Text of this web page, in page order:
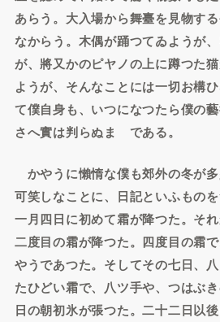
あらう。大入場から舞臺を見物す
なからう。木偶が踊つてゐようが
が、將又かのピヤノの上に蹲つた
ようが、そんなことには一切お構
て僕自身も、いつになつたら僕の
さへ實は判らぬまゝである。
かやうに懶惰な僕も郊外の冬が多
可笑しなことに、日記といふもの
一月四日に初めて霜が降つた。そ
二度目の霜が降つた。四度目の霜
やうであつた。そしてその七日、
たひどい霜で、八ツ手や、つはぶ
日の朝初氷が張つた。二十二日以